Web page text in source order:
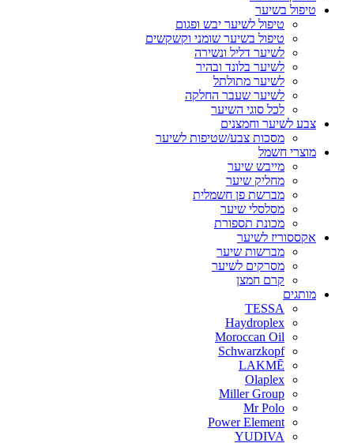
טיפול בשיער
טיפול לשיער יבש ופגום
טיפול בשיער שומני וקשקשים
לשיער דליל ונשירה
לשיער בלונד ובהיר
לשיער מתולתל
לשיער שעבר החלקה
לכל סוגי השיער
צבע לשיער וחמצנים
מסכות צבע/שטיפות לשיער
מוצרי חשמל
מייבש שיער
מחליק שיער
מברשת פן חשמלית
מסלסלי שיער
מכונת תספורת
אקססוריז לשיער
מברשות שיער
מסרקים לשיער
קרם חמצן
מותגים
TESSA
Haydroplex
Moroccan Oil
Schwarzkopf
LAKMĒ
Olaplex
Miller Group
Mr Polo
Power Element
YUDIVA